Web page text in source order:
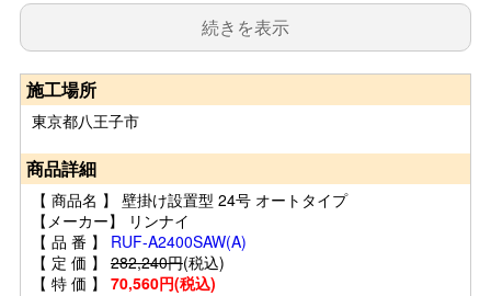
続きを表示
施工場所
東京都八王子市
商品詳細
【 商品名 】 壁掛け設置型 24号 オートタイプ
【メーカー】 リンナイ
【 品 番 】 RUF-A2400SAW(A)
【 定 価 】 282,240円(税込)
【 特 価 】 70,560円(税込)